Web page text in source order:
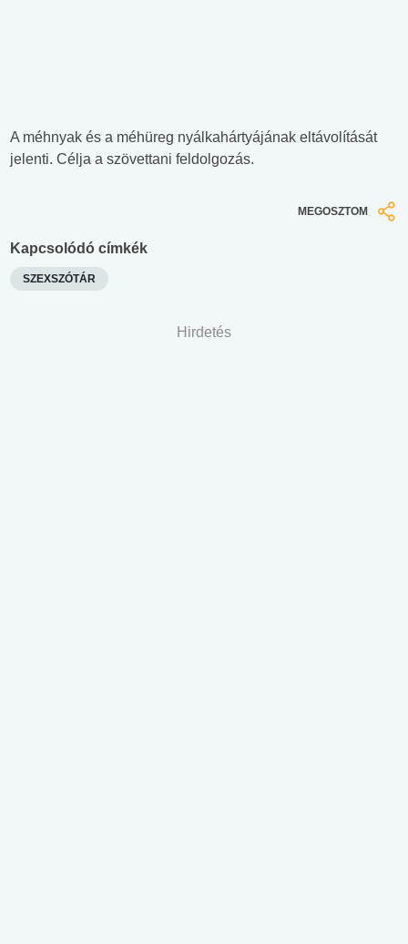
A méhnyak és a méhüreg nyálkahártyájának eltávolítását
jelenti. Célja a szövettani feldolgozás.
MEGOSZTOM
Kapcsolódó címkék
SZEXSZÓTÁR
Hirdetés